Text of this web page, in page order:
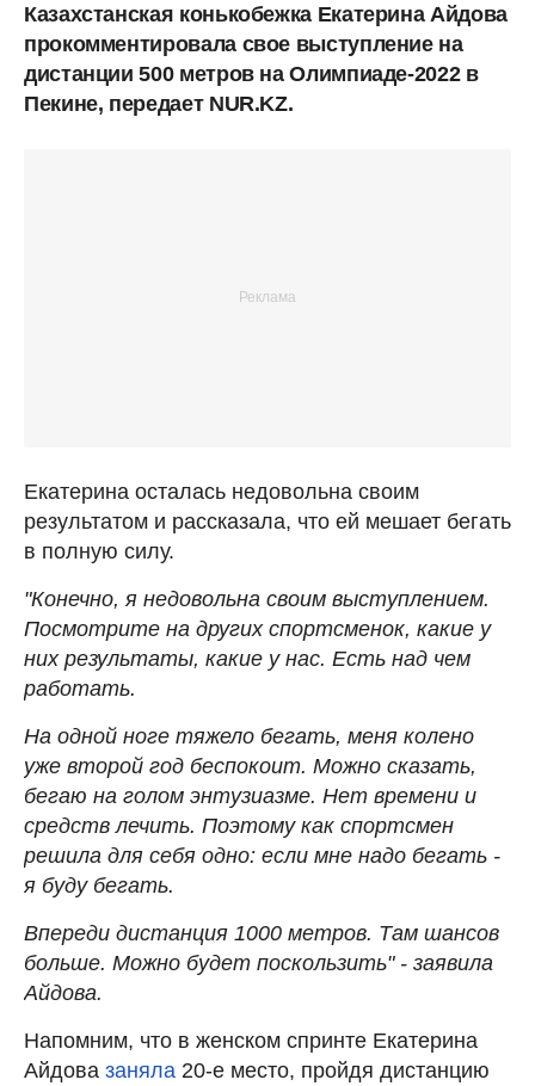
Казахстанская конькобежка Екатерина Айдова
прокомментировала свое выступление на
дистанции 500 метров на Олимпиаде-2022 в
Пекине, передает NUR.KZ.
Екатерина осталась недовольна своим
результатом и рассказала, что ей мешает бегать
в полную силу.
"Конечно, я недовольна своим выступлением.
Посмотрите на других спортсменок, какие у
них результаты, какие у нас. Есть над чем
работать.
На одной ноге тяжело бегать, меня колено
уже второй год беспокоит. Можно сказать,
бегаю на голом энтузиазме. Нет времени и
средств лечить. Поэтому как спортсмен
решила для себя одно: если мне надо бегать -
я буду бегать.
Впереди дистанция 1000 метров. Там шансов
больше. Можно будет поскользить" - заявила
Айдова.
Напомним, что в женском спринте Екатерина
Айдова заняла 20-е место, пройдя дистанцию